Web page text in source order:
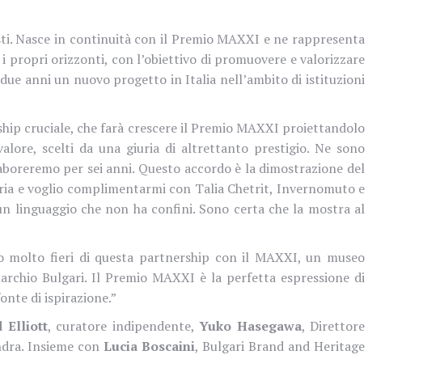
Nasce in continuità con il Premio MAXXI e ne rappresenta
propri orizzonti, con l’obiettivo di promuovere e valorizzare
anni un nuovo progetto in Italia nell’ambito di istituzioni
cruciale, che farà crescere il Premio MAXXI proiettandolo
scelti da una giuria di altrettanto prestigio. Ne sono
per sei anni. Questo accordo è la dimostrazione del
e voglio complimentarmi con Talia Chetrit, Invernomuto e
linguaggio che non ha confini. Sono certa che la mostra al
molto fieri di questa partnership con il MAXXI, un museo
Bulgari. Il Premio MAXXI è la perfetta espressione di
di ispirazione.”
Elliott, curatore indipendente,Yuko Hasegawa, Direttore
Insieme con Lucia Boscaini, Bulgari Brand and Heritage